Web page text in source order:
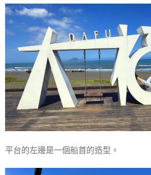
平台的左邊是一個船首的造型。